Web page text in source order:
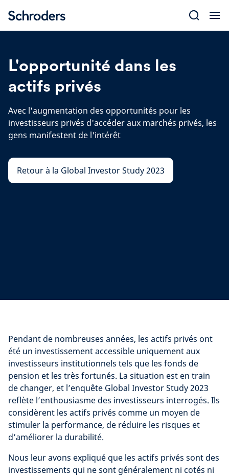
content
L'opportunité dans les
actifs privés
Avec l'augmentation des opportunités pour les
investisseurs privés d'accéder aux marchés privés, les
gens manifestent de l'intérêt
Retour à la Global Investor Study 2023
Pendant de nombreuses années, les actifs privés ont
été un investissement accessible uniquement aux
investisseurs institutionnels tels que les fonds de
pension et les très fortunés. La situation est en train
de changer, et l’enquête Global Investor Study 2023
reflète l’enthousiasme des investisseurs interrogés. Ils
considèrent les actifs privés comme un moyen de
stimuler la performance, de réduire les risques et
d’améliorer la durabilité.
Nous leur avons expliqué que les actifs privés sont des
investissements qui ne sont généralement ni cotés ni